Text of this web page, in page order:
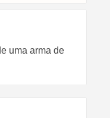
uma arma de